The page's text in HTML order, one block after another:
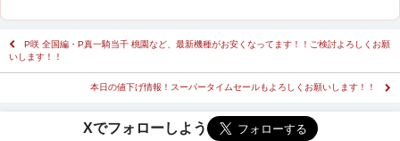
P咲 全国編・P真一騎当千 桃園など、最新機種がお安くなってます！！ご検討よろしくお願
いします！！
本日の値下げ情報！スーパータイムセールもよろしくお願いします！！